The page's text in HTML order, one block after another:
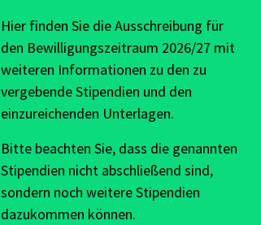
Hier finden Sie dieAusschreibung für
den Bewilligungszeitraum 2026/27 mit
weiteren Informationen zu den zu
vergebende Stipendien und den
einzureichenden Unterlagen.
Bitte beachten Sie, dass die genannten
Stipendien nicht abschließend sind,
sondern noch weitere Stipendien
dazukommen können.